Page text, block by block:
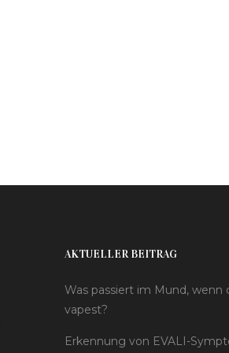
AKTUELLER BEITRAG
Was passiert im Mund, wenn
vapest?
Erkennung von EVALI-